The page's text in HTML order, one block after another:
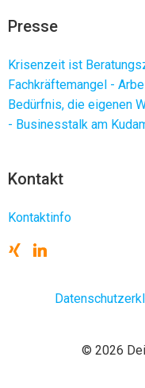
Presse
Krisenzeit ist
Fachkräftemangel -
Bedürfnis, die eigenen
- Businesstalk am
Kontakt
Kontaktinfo
© 2026